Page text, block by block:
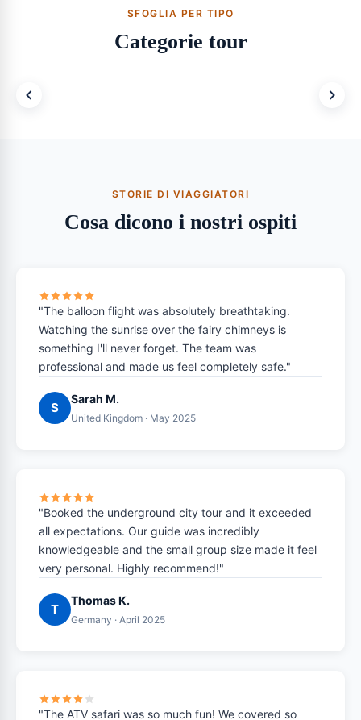
SFOGLIA PER TIPO
Categorie tour
STORIE DI VIAGGIATORI
Cosa dicono i nostri ospiti
"The balloon flight was absolutely breathtaking.
Watching the sunrise over the fairy chimneys is
something I'll never forget. The team was
professional and made us feel completely safe."
S
Sarah M.
United Kingdom · May 2025
"Booked the underground city tour and it exceeded
all expectations. Our guide was incredibly
knowledgeable and the small group size made it feel
very personal. Highly recommend!"
T
Thomas K.
Germany · April 2025
"The ATV safari was so much fun! We covered so